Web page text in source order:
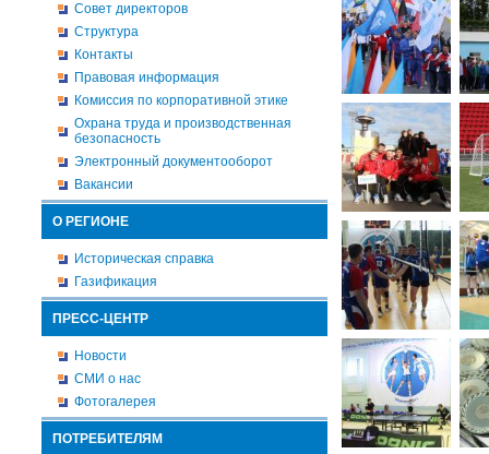
Совет директоров
Структура
Контакты
Правовая информация
Комиссия по корпоративной этике
Охрана труда и производственная
безопасность
Электронный документооборот
Вакансии
О РЕГИОНЕ
Историческая справка
Газификация
ПРЕСС-ЦЕНТР
Новости
СМИ о нас
Фотогалерея
ПОТРЕБИТЕЛЯМ